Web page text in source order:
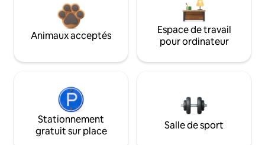
Animaux acceptés
Espace de travail
pour ordinateur
Stationnement
gratuit sur place
Salle de sport